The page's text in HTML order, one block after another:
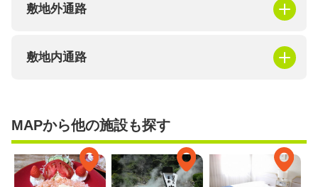
敷地外通路
敷地内通路
MAPから他の施設も探す